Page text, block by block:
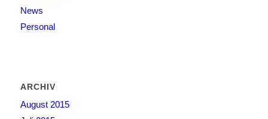
News
Personal
ARCHIV
August 2015